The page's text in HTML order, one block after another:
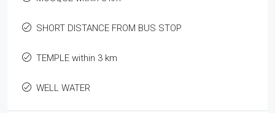
SHORT DISTANCE FROM BUS STOP
TEMPLE within 3 km
WELL WATER